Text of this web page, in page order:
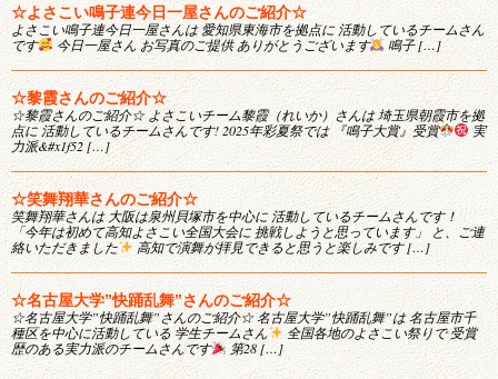
☆よさこい鳴子連今日一屋さんのご紹介☆
よさこい鳴子連今日一屋さんは 愛知県東海市を拠点に 活動しているチームさん
です
今日一屋さん お写真のご提供 ありがとうございます 鳴子 […]
☆黎霞さんのご紹介☆
☆黎霞さんのご紹介☆ よさこいチーム黎霞（れいか）さんは 埼玉県朝霞市を拠
点に 活動しているチームさんです! 2025年彩夏祭では 『鳴子大賞』受賞
実
力派&#x1f52 […]
☆笑舞翔華さんのご紹介☆
笑舞翔華さんは 大阪は泉州貝塚市を中心に 活動しているチームさんです！
「今年は初めて高知よさこい全国大会に 挑戦しようと思っています」 と、ご連
絡いただきました
高知で演舞が拝見できると思うと楽しみです […]
☆名古屋大学”快踊乱舞”さんのご紹介☆
☆名古屋大学”快踊乱舞”さんのご紹介☆ 名古屋大学”快踊乱舞”は 名古屋市千
種区を中心に活動している 学生チームさん
全国各地のよさこい祭りで 受賞
歴のある実力派のチームさんです
第28 […]